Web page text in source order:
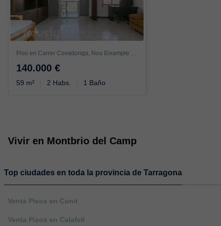
Piso en Carrer Covadonga, Nou Eixample Nord, Tarragona
140.000 €
59 m² 2 Habs. 1 Baño
Vivir en Montbrio del Camp
Top ciudades en toda la provincia de Tarragona
Venta Pisos en Cunit
Venta Pisos en Calafell